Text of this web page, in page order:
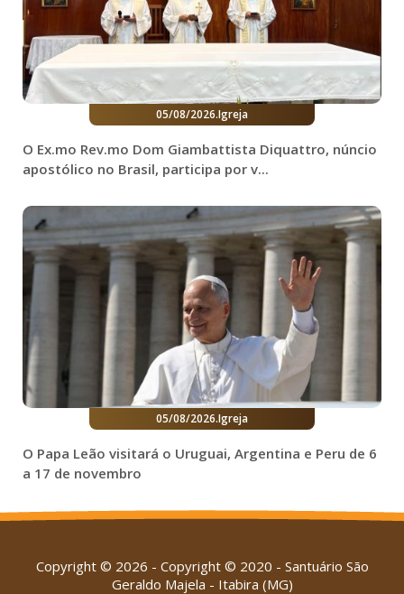
05/08/2026.Igreja
O Ex.mo Rev.mo Dom Giambattista Diquattro, núncio
apostólico no Brasil, participa por v...
05/08/2026.Igreja
O Papa Leão visitará o Uruguai, Argentina e Peru de 6
a 17 de novembro
Copyright © 2026 - Copyright © 2020 - Santuário São
Geraldo Majela - Itabira (MG)